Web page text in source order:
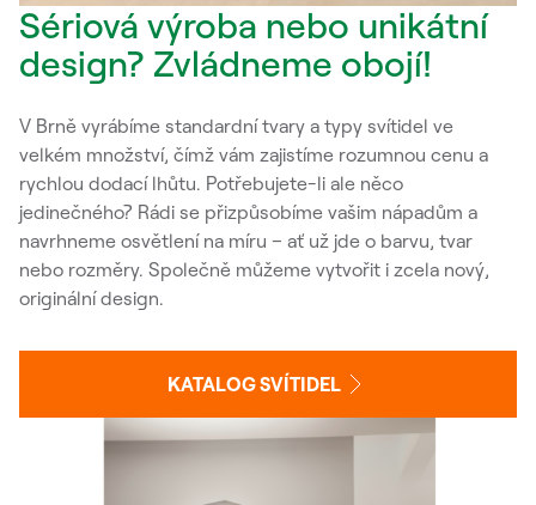
Sériová výroba nebo unikátní
design? Zvládneme obojí!
V Brně vyrábíme standardní tvary a typy svítidel ve
velkém množství, čímž vám zajistíme rozumnou cenu a
rychlou dodací lhůtu. Potřebujete-li ale něco
jedinečného? Rádi se přizpůsobíme vašim nápadům a
navrhneme osvětlení na míru – ať už jde o barvu, tvar
nebo rozměry. Společně můžeme vytvořit i zcela nový,
originální design.
KATALOG SVÍTIDEL